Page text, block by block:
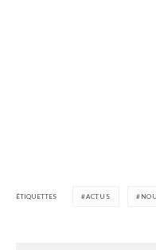
ÉTIQUETTES ACTUS